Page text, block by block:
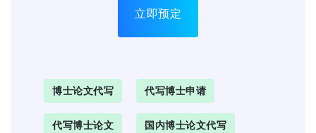
立即预定
博士论文代写 代写博士申请
代写博士论文 国内博士论文代写